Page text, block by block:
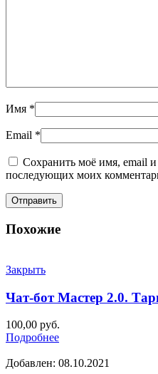
Имя *
Email *
Сохранить моё имя, email и
последующих моих
Похожие
Закрыть
Чат-бот Мастер 2.0.
100,00 руб.
Подробнее
Добавлен: 08.10.2021